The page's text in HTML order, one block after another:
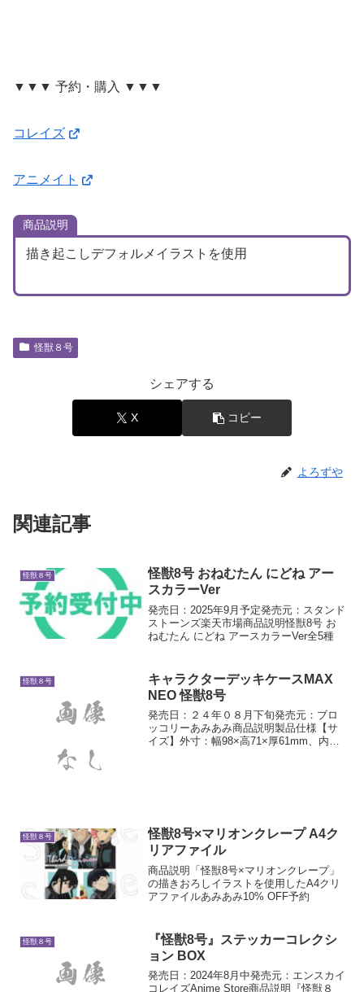
▼▼▼ 予約・購入 ▼▼▼
コレイズ
アニメイト
商品説明
描き起こしデフォルメイラストを使用
怪獣８号
シェアする
X コピー
よろずや
関連記事
怪獣８号
怪獣8号 おねむたん にどね アー
スカラーVer
発売日：2025年9月予定発売元：スタンド
ストーンズ楽天市場商品説明怪獣8号 お
ねむたん にどね アースカラーVer全5種
怪獣８号
キャラクターデッキケースMAX
NEO 怪獣8号
発売日：２４年０８月下旬発売元：ブロ
ッコリーあみあみ商品説明製品仕様【サ
イズ】外寸：幅98×高71×厚61mm、内
怪獣８号
怪獣8号×マリオンクレープ A4ク
リアファイル
商品説明「怪獣8号×マリオンクレープ」
の描きおろしイラストを使用したA4クリ
アファイルあみあみ10% OFF予約
怪獣８号
『怪獣8号』ステッカーコレクシ
ョン BOX
発売日：2024年8月中発売元：エンスカイ
コレイズAnime Store商品説明『怪獣８